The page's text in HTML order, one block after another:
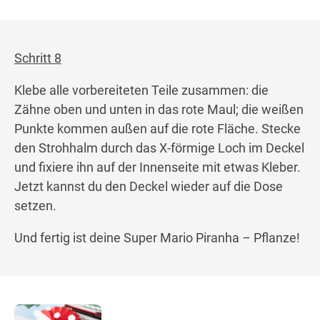
Schritt 8
Klebe alle vorbereiteten Teile zusammen: die
Zähne oben und unten in das rote Maul; die weißen
Punkte kommen außen auf die rote Fläche. Stecke
den Strohhalm durch das X-förmige Loch im Deckel
und fixiere ihn auf der Innenseite mit etwas Kleber.
Jetzt kannst du den Deckel wieder auf die Dose
setzen.
Und fertig ist deine Super Mario Piranha – Pflanze!